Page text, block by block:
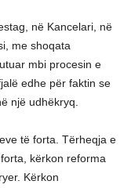
në Kancelari, në
me shoqata
mbi procesin e
edhe për faktin se
një udhëkryq.
të forta. Tërheqja e
kërkon reforma
Kërkon